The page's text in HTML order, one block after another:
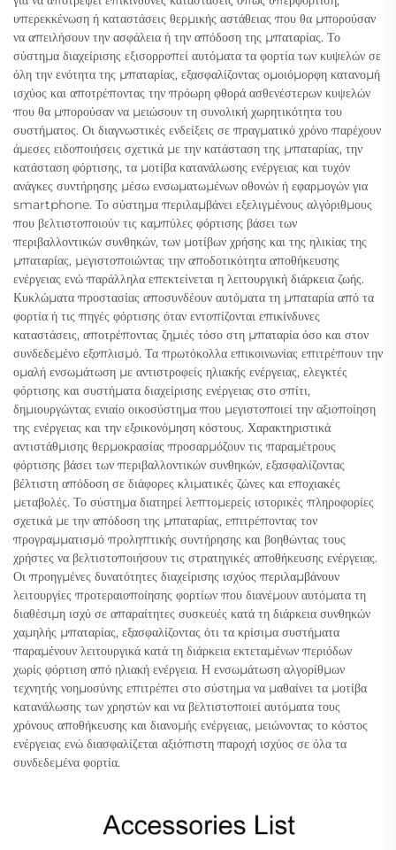
υπερεκκένωση ή καταστάσεις θερμικής αστάθειας που θα μπορούσαν
να απειλήσουν την ασφάλεια ή την απόδοση της μπαταρίας. Το
σύστημα διαχείρισης εξισορροπεί αυτόματα τα φορτία των κυψελών σε
όλη την ενότητα της μπαταρίας, εξασφαλίζοντας ομοιόμορφη κατανομή
ισχύος και αποτρέποντας την πρόωρη φθορά ασθενέστερων κυψελών
που θα μπορούσαν να μειώσουν τη συνολική χωρητικότητα του
συστήματος. Οι διαγνωστικές ενδείξεις σε πραγματικό χρόνο παρέχουν
άμεσες ειδοποιήσεις σχετικά με την κατάσταση της μπαταρίας, την
κατάσταση φόρτισης, τα μοτίβα κατανάλωσης ενέργειας και τυχόν
ανάγκες συντήρησης μέσω ενσωματωμένων οθονών ή εφαρμογών για
smartphone. Το σύστημα περιλαμβάνει εξελιγμένους αλγόριθμους
που βελτιστοποιούν τις καμπύλες φόρτισης βάσει των
περιβαλλοντικών συνθηκών, των μοτίβων χρήσης και της ηλικίας της
μπαταρίας, μεγιστοποιώντας την αποδοτικότητα αποθήκευσης
ενέργειας ενώ παράλληλα επεκτείνεται η λειτουργική διάρκεια ζωής.
Κυκλώματα προστασίας αποσυνδέουν αυτόματα τη μπαταρία από τα
φορτία ή τις πηγές φόρτισης όταν εντοπίζονται επικίνδυνες
καταστάσεις, αποτρέποντας ζημιές τόσο στη μπαταρία όσο και στον
συνδεδεμένο εξοπλισμό. Τα πρωτόκολλα επικοινωνίας επιτρέπουν την
ομαλή ενσωμάτωση με αντιστροφείς ηλιακής ενέργειας, ελεγκτές
φόρτισης και συστήματα διαχείρισης ενέργειας στο σπίτι,
δημιουργώντας ενιαίο οικοσύστημα που μεγιστοποιεί την αξιοποίηση
της ενέργειας και την εξοικονόμηση κόστους. Χαρακτηριστικά
αντιστάθμισης θερμοκρασίας προσαρμόζουν τις παραμέτρους
φόρτισης βάσει των περιβαλλοντικών συνθηκών, εξασφαλίζοντας
βέλτιστη απόδοση σε διάφορες κλιματικές ζώνες και εποχιακές
μεταβολές. Το σύστημα διατηρεί λεπτομερείς ιστορικές πληροφορίες
σχετικά με την απόδοση της μπαταρίας, επιτρέποντας τον
προγραμματισμό προληπτικής συντήρησης και βοηθώντας τους
χρήστες να βελτιστοποιήσουν τις στρατηγικές αποθήκευσης ενέργειας.
Οι προηγμένες δυνατότητες διαχείρισης ισχύος περιλαμβάνουν
λειτουργίες προτεραιοποίησης φορτίων που διανέμουν αυτόματα τη
διαθέσιμη ισχύ σε απαραίτητες συσκευές κατά τη διάρκεια συνθηκών
χαμηλής μπαταρίας, εξασφαλίζοντας ότι τα κρίσιμα συστήματα
παραμένουν λειτουργικά κατά τη διάρκεια εκτεταμένων περιόδων
χωρίς φόρτιση από ηλιακή ενέργεια. Η ενσωμάτωση αλγορίθμων
τεχνητής νοημοσύνης επιτρέπει στο σύστημα να μαθαίνει τα μοτίβα
κατανάλωσης των χρηστών και να βελτιστοποιεί αυτόματα τους
χρόνους αποθήκευσης και διανομής ενέργειας, μειώνοντας το κόστος
ενέργειας ενώ διασφαλίζεται αξιόπιστη παροχή ισχύος σε όλα τα
συνδεδεμένα φορτία.